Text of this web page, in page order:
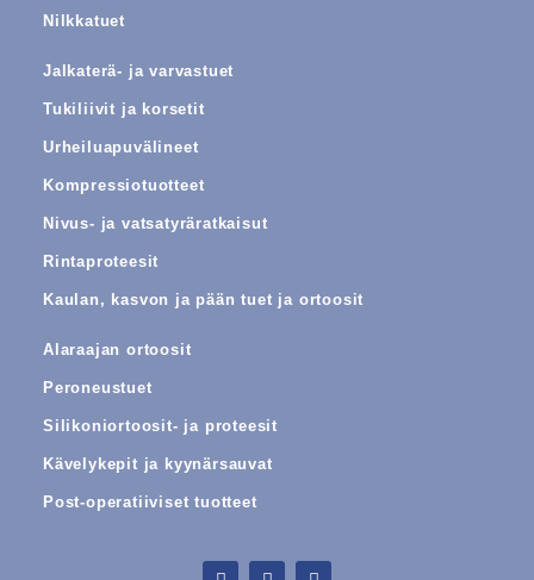
Nilkkatuet
Jalkaterä- ja varvastuet
Tukiliivit ja korsetit
Urheiluapuvälineet
Kompressiotuotteet
Nivus- ja vatsatyräratkaisut
Rintaproteesit
Kaulan, kasvon ja pään tuet ja ortoosit
Alaraajan ortoosit
Peroneustuet
Silikoniortoosit- ja proteesit
Kävelykepit ja kyynärsauvat
Post-operatiiviset tuotteet